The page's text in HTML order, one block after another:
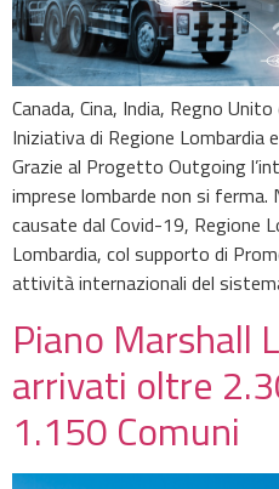
Canada, Cina, India, Regno
Iniziativa di Regione Lombardia
Grazie al Progetto Outgoing
imprese lombarde non si
causate dal Covid-19, Regione
Lombardia, col supporto di
attività internazionali del
Piano Marshall
arrivati oltre
1.150 Comuni